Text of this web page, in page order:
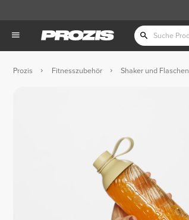
Prozis Fitnesszubehör Shaker und Flaschen